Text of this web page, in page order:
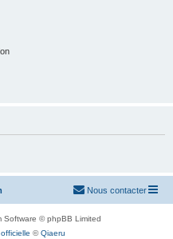
Nous contacter
Software © phpBB Limited
©Qiaeru